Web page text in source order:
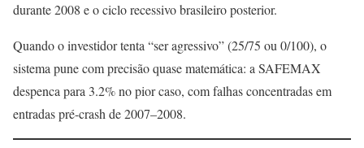
durante 2008 e o ciclo recessivo brasileiro posterior.
Quando o investidor tenta “ser agressivo” (25/75 ou 0/100), o
sistema pune com precisão quase matemática: a SAFEMAX
despenca para 3.2% no pior caso, com falhas concentradas em
entradas pré-crash de 2007–2008.